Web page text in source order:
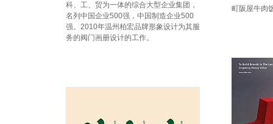
科、工、贸为一体的综合大型企业集团，
名列中国企业500强，中国制造企业500
强。2010年温州柏宏品牌形象设计为其服
务的阀门画册设计的工作。
町阪屋牛肉